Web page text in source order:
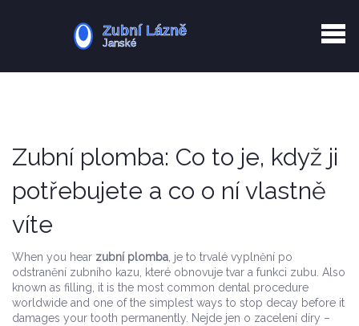
Zotavení po extrakci
Zubní plomba: Co to je, když ji
potřebujete a co o ní vlastně
víte
When you hear zubní plomba je to trvalé vyplnění po
odstranění zubního kazu, které obnovuje tvar a funkci zubu . Also
known as filling , it is the most common dental procedure
worldwide and one of the simplest ways to stop decay before it
damages your tooth permanently. Nejde jen o zacelení díry –